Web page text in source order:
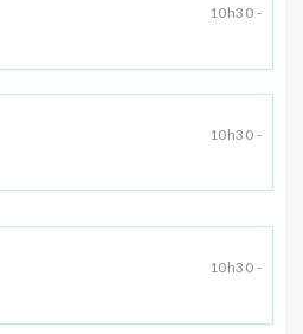
10h30 -
10h30 -
10h30 -